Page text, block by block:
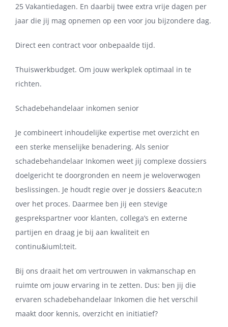
25 Vakantiedagen. En daarbij twee extra vrije dagen per
jaar die jij mag opnemen op een voor jou bijzondere dag.
Direct een contract voor onbepaalde tijd.
Thuiswerkbudget. Om jouw werkplek optimaal in te
richten.
Schadebehandelaar inkomen senior
Je combineert inhoudelijke expertise met overzicht en
een sterke menselijke benadering. Als senior
schadebehandelaar Inkomen weet jij complexe dossiers
doelgericht te doorgronden en neem je weloverwogen
beslissingen. Je houdt regie over je dossiers &eacute;n
over het proces. Daarmee ben jij een stevige
gesprekspartner voor klanten, collega’s en externe
partijen en draag je bij aan kwaliteit en
continu&iuml;teit.
Bij ons draait het om vertrouwen in vakmanschap en
ruimte om jouw ervaring in te zetten. Dus: ben jij die
ervaren schadebehandelaar Inkomen die het verschil
maakt door kennis, overzicht en initiatief?